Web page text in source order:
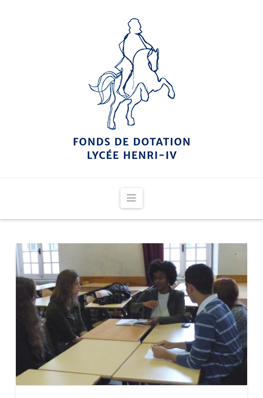
Navigation